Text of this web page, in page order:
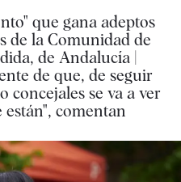
que gana adeptos
de la Comunidad de
de Andalucía |
de que, de seguir
concejales se va a ver
comentan